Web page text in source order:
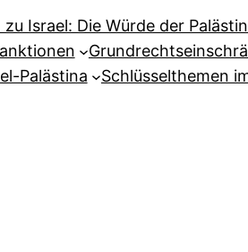
zu Israel: Die Würde der
Palästina
Schlüsselthemen